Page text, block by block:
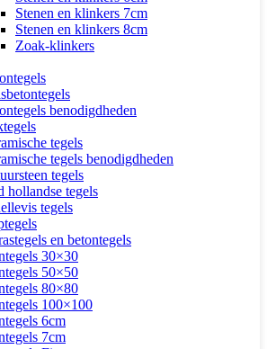
Stenen en klinkers 7cm
Stenen en klinkers 8cm
Zoak-klinkers
benodigdheden
tegels
tegels benodigdheden
tegels
hollandse tegels
tegels
en betontegels
30×30
50×50
80×80
100×100
6cm
7cm